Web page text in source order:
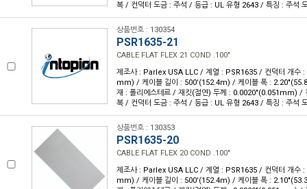
복 / 컨덕터 도금 : 주석 / 등급 : UL 유형 2643 / 특징 : 주석
상품번호 : 130354
PSR1635-21
CABLE FLAT FLEX 21 COND .100"
제조사 : Parlex USA LLC / 계열 : PSR1635 / 컨덕터 개수
mm) / 케이블 길이 : 500'(152.4m) / 케이블 폭 :
재 : 폴리에스테르 / 재킷(절연) 두께 : 0.0020"(0.051mm) /
복 / 컨덕터 도금 : 주석 / 등급 : UL 유형 2643 / 특징 : 주석
상품번호 : 130353
PSR1635-20
CABLE FLAT FLEX 20 COND .100"
제조사 : Parlex USA LLC / 계열 : PSR1635 / 컨덕터 개수
mm) / 케이블 길이 : 500'(152.4m) / 케이블 폭 :